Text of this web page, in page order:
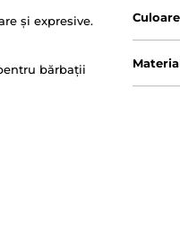
și expresive.
bărbații
Culoare